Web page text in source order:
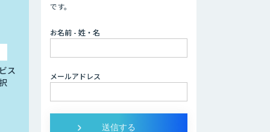
ス
です。
お名前 - 姓・名
メールアドレス